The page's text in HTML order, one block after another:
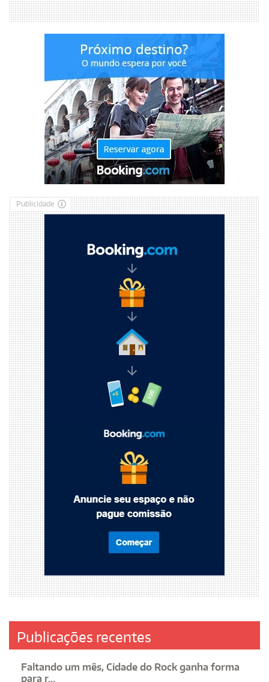
Publicidade
Publicações recentes
Faltando um mês, Cidade do Rock ganha forma
para r...